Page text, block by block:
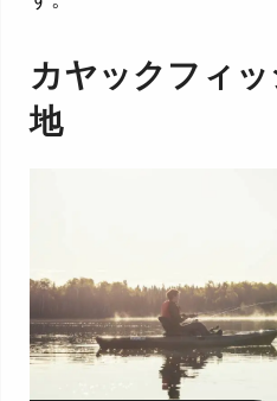
カヤックフィ
地